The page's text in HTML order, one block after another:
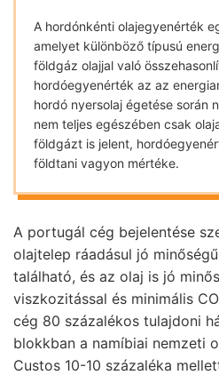
A hordónkénti olajegyenérték
amelyet különböző típusú
földgáz olajjal való
hordóegyenérték az az
hordó nyersolaj égetése során
nem teljes egészében csak
földgázt is jelent,
földtani vagyon mértéke.
A portugál cég bejelentése
olajtelep ráadásul jó
található, és az olaj is jó
viszkozitással és minimális
cég 80 százalékos tulajdoni
blokkban a namíbiai nemzeti
Custos 10-10 százaléka